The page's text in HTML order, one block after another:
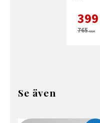
399
765SEK
Se även